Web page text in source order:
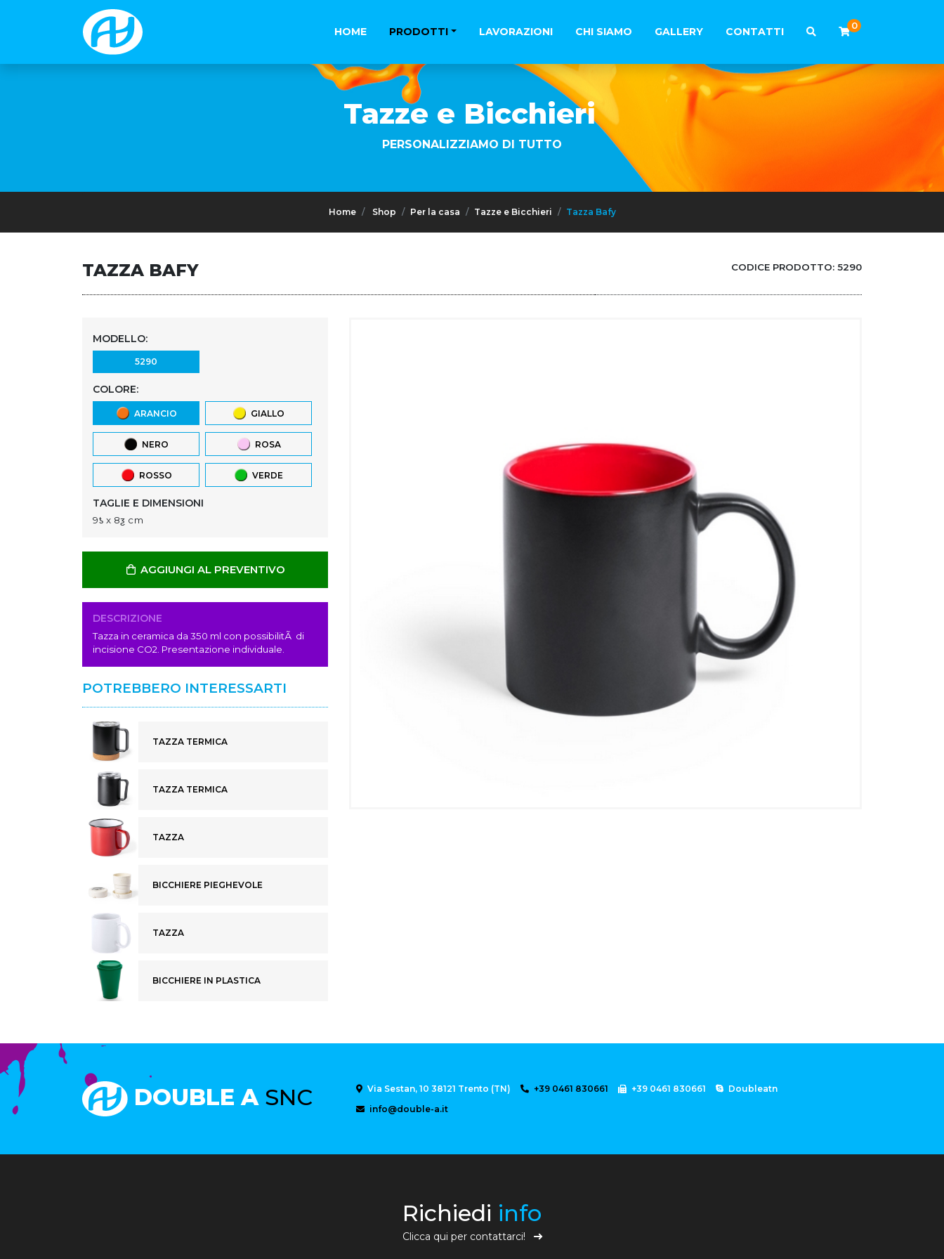
HOME PRODOTTI LAVORAZIONI CHI SIAMO GALLERY CONTATTI 0
Tazze e Bicchieri
PERSONALIZZIAMO DI TUTTO
Home Shop Per la casa Tazze e Bicchieri Tazza Bafy
TAZZA BAFY CODICE PRODOTTO: 5290
MODELLO:
5290
COLORE:
ARANCIO GIALLO
NERO ROSA
ROSSO VERDE
TAGLIE E DIMENSIONI
9ƾ x 8ƺ cm
AGGIUNGI AL PREVENTIVO
DESCRIZIONE
Tazza in ceramica da 350 ml con possibilitÃ di
incisione CO2. Presentazione individuale.
POTREBBERO INTERESSARTI
TAZZA TERMICA
TAZZA TERMICA
TAZZA
BICCHIERE PIEGHEVOLE
TAZZA
BICCHIERE IN PLASTICA
DOUBLE A SNC Via Sestan, 10 38121 Trento (TN) +39 0461 830661 +39 0461 830661
Doubleatn
info@double-a.it
Richiedi info
Clicca qui per contattarci!